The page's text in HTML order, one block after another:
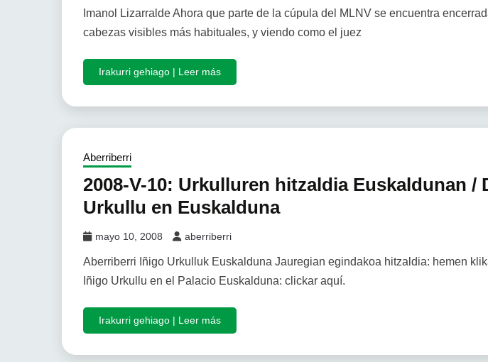
Imanol Lizarralde Ahora que parte de la cúpula del MLNV se encuentra
cabezas visibles más habituales, y viendo como el juez
Irakurri gehiago | Leer más
Aberriberri
2008-V-10: Urkulluren hitzaldia Euskaldunan /
Urkullu en Euskalduna
mayo 10, 2008 aberriberri
Aberriberri Iñigo Urkulluk Euskalduna Jauregian egindakoa hitzaldia: hemen
Iñigo Urkullu en el Palacio Euskalduna: clickar aquí.
Irakurri gehiago | Leer más